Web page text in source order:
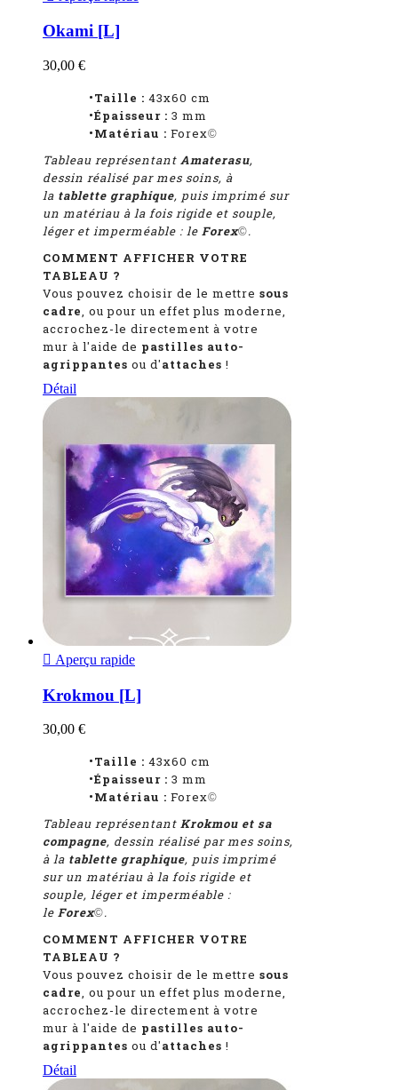
Okami [L]
30,00 €
•Taille : 43x60 cm
•Épaisseur : 3 mm
•Matériau : Forex©
Tableau représentant Amaterasu,
dessin réalisé par mes soins, à
la tablette graphique, puis imprimé sur
un matériau à la fois rigide et souple,
léger et imperméable : le Forex©.
COMMENT AFFICHER VOTRE
TABLEAU ?
Vous pouvez choisir de le mettre sous
cadre, ou pour un effet plus moderne,
accrochez-le directement à votre
mur à l'aide de pastilles auto-
agrippantes ou d'attaches !
Détail
 Aperçu rapide
Krokmou [L]
30,00 €
•Taille : 43x60 cm
•Épaisseur : 3 mm
•Matériau : Forex©
Tableau représentant Krokmou et sa
compagne, dessin réalisé par mes soins,
à la tablette graphique, puis imprimé
sur un matériau à la fois rigide et
souple, léger et imperméable :
le Forex©.
COMMENT AFFICHER VOTRE
TABLEAU ?
Vous pouvez choisir de le mettre sous
cadre, ou pour un effet plus moderne,
accrochez-le directement à votre
mur à l'aide de pastilles auto-
agrippantes ou d'attaches !
Détail